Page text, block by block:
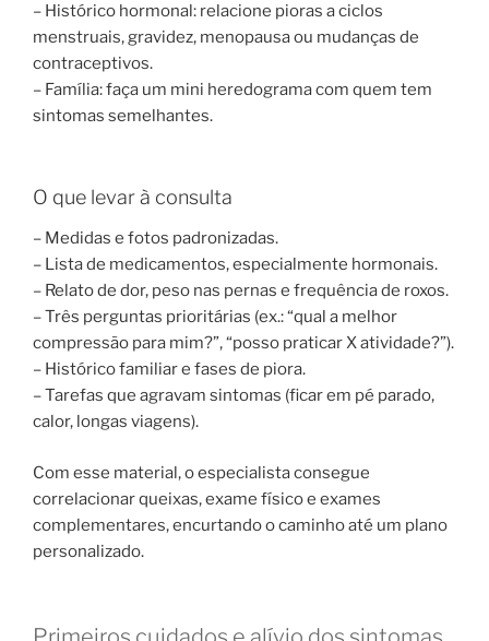
– Histórico hormonal: relacione pioras a ciclos
menstruais, gravidez, menopausa ou mudanças de
contraceptivos.
– Família: faça um mini heredograma com quem tem
sintomas semelhantes.
O que levar à consulta
– Medidas e fotos padronizadas.
– Lista de medicamentos, especialmente hormonais.
– Relato de dor, peso nas pernas e frequência de roxos.
– Três perguntas prioritárias (ex.: “qual a melhor
compressão para mim?”, “posso praticar X atividade?”).
– Histórico familiar e fases de piora.
– Tarefas que agravam sintomas (ficar em pé parado,
calor, longas viagens).
Com esse material, o especialista consegue
correlacionar queixas, exame físico e exames
complementares, encurtando o caminho até um plano
personalizado.